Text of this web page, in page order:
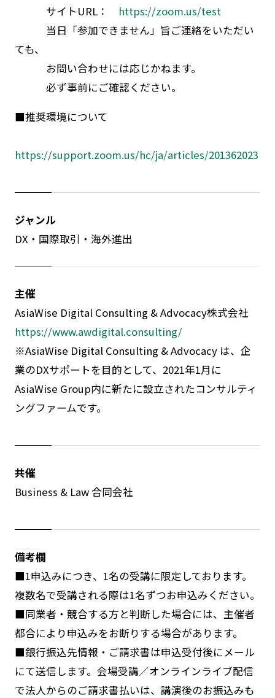
サイトURL： https://zoom.us/test
当日「参加できません」旨ご連絡をいただい
ても、
お問い合わせには応じかねます。
必ず事前にご確認ください。
■推奨環境について
https://support.zoom.us/hc/ja/articles/201362023
ジャンル
DX・国際取引・海外進出
主催
AsiaWise Digital Consulting & Advocacy株式会社
https://www.awdigital.consulting/
※AsiaWise Digital Consulting & Advocacy は、企
業のDXサポートを目的として、2021年1月に
AsiaWise Group内に新たに設立されたコンサルティ
ングファームです。
共催
Business & Law 合同会社
備考欄
■1申込みにつき、 1名の受講に限定しております。
複数名で受講される際は1名ずつお申込みください。
■同業者・競合する方と判断した場合には、主催者
都合により申込みをお断りする場合があります。
■銀行振込先情報・ご請求書は申込受付後にメール
にて送信します。会場受講／オンラインライブ配信
で法人からのご請求書払いは、講演後のお振込みも